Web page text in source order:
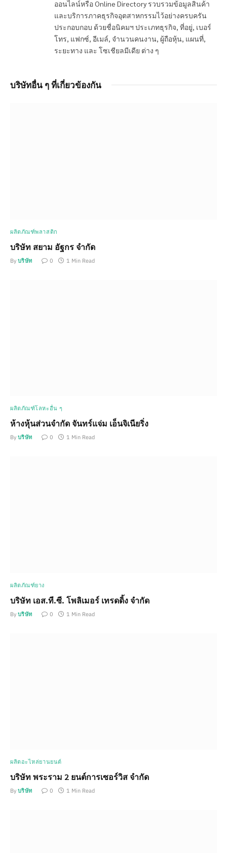
ออนไลน์หรือ Online Directory รวบรวมข้อมูลสินค้า
และบริการภาคธุรกิจอุตสาหกรรมไว้อย่างครบครัน
ประกอบกอบ ด้วยชื่อนิคมฯ ประเภทธุรกิจ, ที่อยู่, เบอร์
โทร, แฟกซ์, อีเมล์, จำนวนคนงาน, ผู้ถือหุ้น, แผนที่,
ระยะทาง และ โซเชียลมีเดีย ต่าง ๆ
บริษัทอื่น ๆ ที่เกี่ยวข้องกัน
ผลิตภัณฑ์พลาสติก
บริษัท สยาม อัฐกร จำกัด
By บริษัท 0 1 Min Read
ผลิตภัณฑ์โลหะอื่น ๆ
ห้างหุ้นส่วนจำกัด จันทร์แจ่ม เอ็นจิเนียริ่ง
By บริษัท 0 1 Min Read
ผลิตภัณฑ์ยาง
บริษัท เอส.ที.ซี. โพลิเมอร์ เทรดดิ้ง จำกัด
By บริษัท 0 1 Min Read
ผลิตอะไหล่ยานยนต์
บริษัท พระราม 2 ยนต์การเซอร์วิส จำกัด
By บริษัท 0 1 Min Read